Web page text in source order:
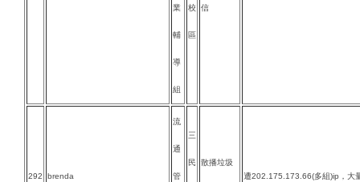
業
輔
導
組
校
區
信
292 brenda
流
通
管
三
民 散播垃圾
遭202.175.173.66(多組)ip，大